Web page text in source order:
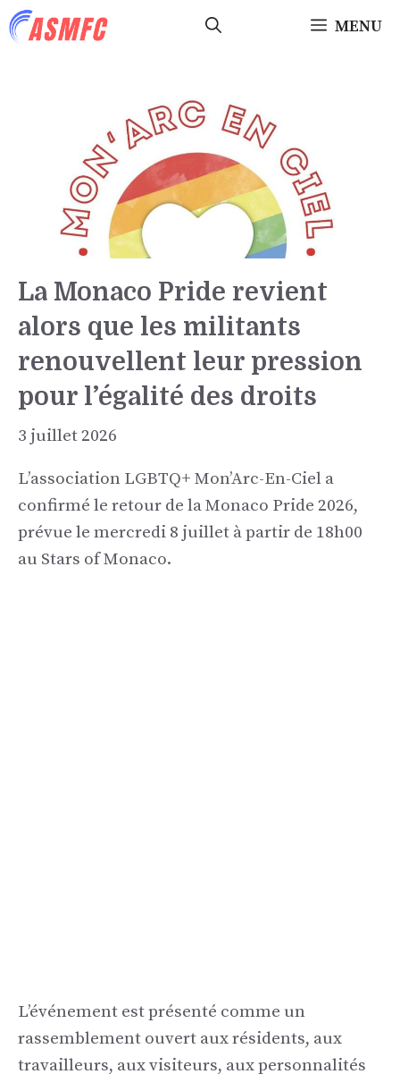
Aller
au
MENU
La Monaco Pride revient
alors que les militants
renouvellent leur pression
pour l’égalité des droits
3 juillet 2026
L’association LGBTQ+ Mon’Arc-En-Ciel a
confirmé le retour de la Monaco Pride 2026,
prévue le mercredi 8 juillet à partir de 18h00
au Stars of Monaco.
L’événement est présenté comme un
rassemblement ouvert aux résidents, aux
travailleurs, aux visiteurs, aux personnalités